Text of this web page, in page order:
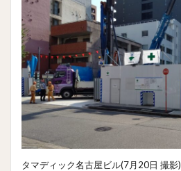
タマディック名古屋ビル(7月20日 撮影)